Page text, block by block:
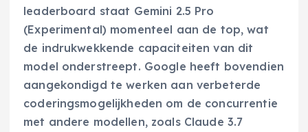
leaderboard staat Gemini 2.5 Pro
(Experimental) momenteel aan de top, wat
de indrukwekkende capaciteiten van dit
model onderstreept. Google heeft bovendien
aangekondigd te werken aan verbeterde
coderingsmogelijkheden om de concurrentie
met andere modellen, zoals Claude 3.7